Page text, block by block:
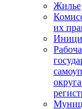
Жилье
их